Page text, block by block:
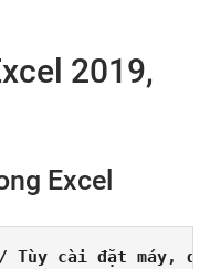
2019,
Excel
cài đặt máy,